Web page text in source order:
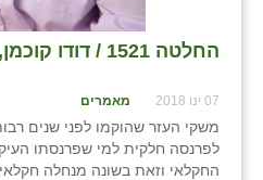
החלטה 1521 / דודו קוכמן, עו״ד
07 ינו 2018 מאמרים
משקי העזר שהוקמו לפני שנים
לפרנסה חלקית למי שפרנסתו
החקלאי וזאת בשונה מנחלה